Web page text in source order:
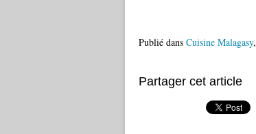
Publié dans Cuisine Malagasy,
Partager cet article